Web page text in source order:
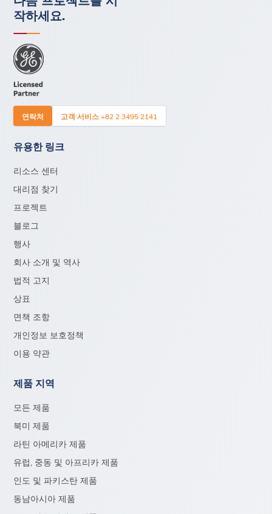
작하세요.
연락처 고객 서비스 +82 2 3495 2141
유용한 링크
리소스 센터
대리점 찾기
프로젝트
블로그
행사
회사 소개 및 역사
법적 고지
상표
면책 조항
개인정보 보호정책
이용 약관
제품 지역
모든 제품
북미 제품
라틴 아메리카 제품
유럽, 중동 및 아프리카 제품
인도 및 파키스탄 제품
동남아시아 제품